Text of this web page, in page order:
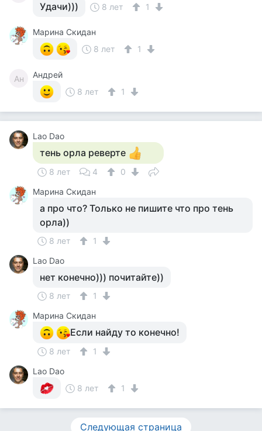
Удачи))) 8 лет 1
Марина Скидан
8 лет
1
Ан
Андрей
8 лет
1
Lao Dao
тень орла реверте
8 лет 4
0
Марина Скидан
а про что? Только не пишите что про тень
орла))
8 лет
1
Lao Dao
нет конечно))) почитайте))
8 лет
1
Марина Скидан
Если найду то конечно!
8 лет
1
Lao Dao
8 лет
1
Следующая страница